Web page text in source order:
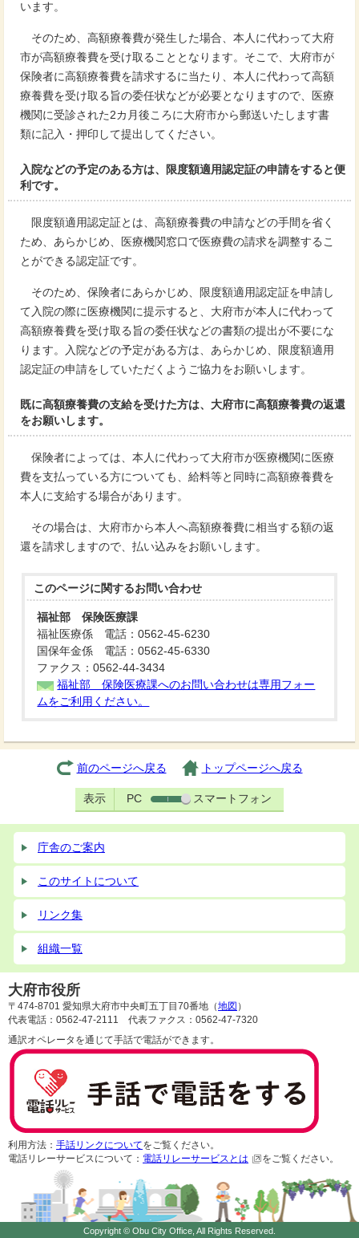
います。
そのため、高額療養費が発生した場合、本人に代わって大府
市が高額療養費を受け取ることとなります。そこで、大府市が
保険者に高額療養費を請求するに当たり、本人に代わって高額
療養費を受け取る旨の委任状などが必要となりますので、医療
機関に受診された2カ月後ころに大府市から郵送いたします書
類に記入・押印して提出してください。
入院などの予定のある方は、限度額適用認定証の申請をすると便
利です。
限度額適用認定証とは、高額療養費の申請などの手間を省く
ため、あらかじめ、医療機関窓口で医療費の請求を調整するこ
とができる認定証です。
そのため、保険者にあらかじめ、限度額適用認定証を申請し
て入院の際に医療機関に提示すると、大府市が本人に代わって
高額療養費を受け取る旨の委任状などの書類の提出が不要にな
ります。入院などの予定がある方は、あらかじめ、限度額適用
認定証の申請をしていただくようご協力をお願いします。
既に高額療養費の支給を受けた方は、大府市に高額療養費の返還
をお願いします。
保険者によっては、本人に代わって大府市が医療機関に医療
費を支払っている方についても、給料等と同時に高額療養費を
本人に支給する場合があります。
その場合は、大府市から本人へ高額療養費に相当する額の返
還を請求しますので、払い込みをお願いします。
このページに関するお問い合わせ
福祉部 保険医療課
福祉医療係 電話：0562-45-6230
国保年金係 電話：0562-45-6330
ファクス：0562-44-3434
福祉部 保険医療課へのお問い合わせは専用フォー
ムをご利用ください。
前のページへ戻る トップページへ戻る
表示 PC スマートフォン
庁舎のご案内
このサイトについて
リンク集
組織一覧
大府市役所
〒474-8701 愛知県大府市中央町五丁目70番地（地図 ）
代表電話：0562-47-2111 代表ファクス：0562-47-7320
通訳オペレータを通じて手話で電話ができます。
利用方法： 手話リンクについてをご覧ください。
電話リレーサービスについて： 電話リレーサービスとは をご覧ください。
Copyright © Obu City Office, All Rights Reserved.